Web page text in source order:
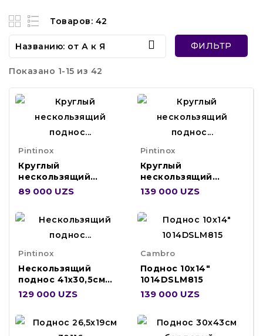
Товаров: 42
Названию: от А к Я  ФИЛЬТР
Показано 1-15 из 42
Pintinox
Круглый
нескользящий
поднос 28см
89 000 UZS
Pintinox
Круглый
нескользящий
поднос 40,5см
139 000 UZS
Pintinox
Нескользящий
поднос 41х30,5см
53746041
129 000 UZS
Cambro
Поднос 10х14"
1014DSLM815
139 000 UZS